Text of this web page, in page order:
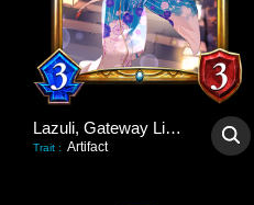
Lazuli, Gateway Liberator
Trait : Artifact